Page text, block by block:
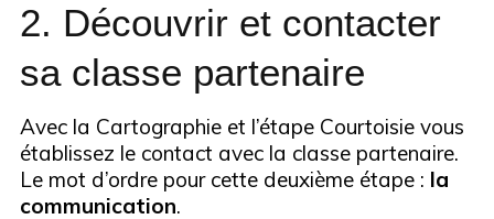
2. Découvrir et contacter
sa classe partenaire
Avec la Cartographie et l’étape Courtoisie vous
établissez le contact avec la classe partenaire.
Le mot d’ordre pour cette deuxième étape : la
communication.